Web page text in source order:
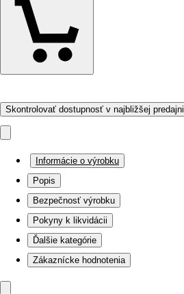
Skontrolovať dostupnosť v najbližšej predajni
Informácie o výrobku
Popis
Bezpečnosť výrobku
Pokyny k likvidácii
Ďalšie kategórie
Zákaznícke hodnotenia